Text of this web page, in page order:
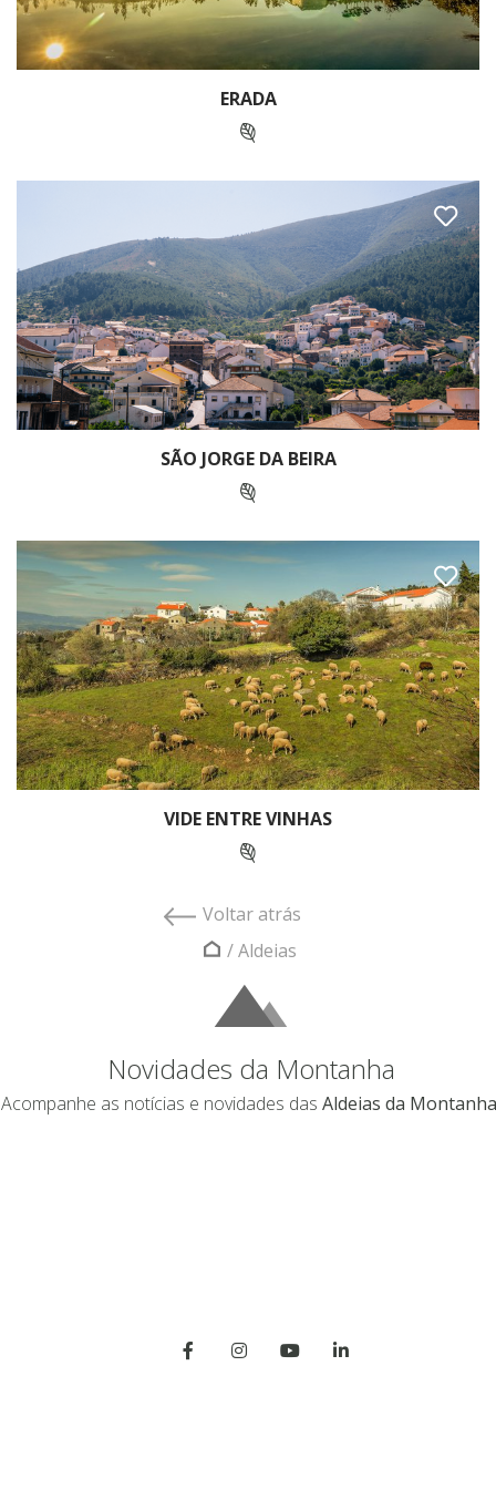
ERADA
SÃO JORGE DA BEIRA
VIDE ENTRE VINHAS
Voltar atrás
/Aldeias
Novidades da Montanha
Acompanhe as notícias e novidades das Aldeias da